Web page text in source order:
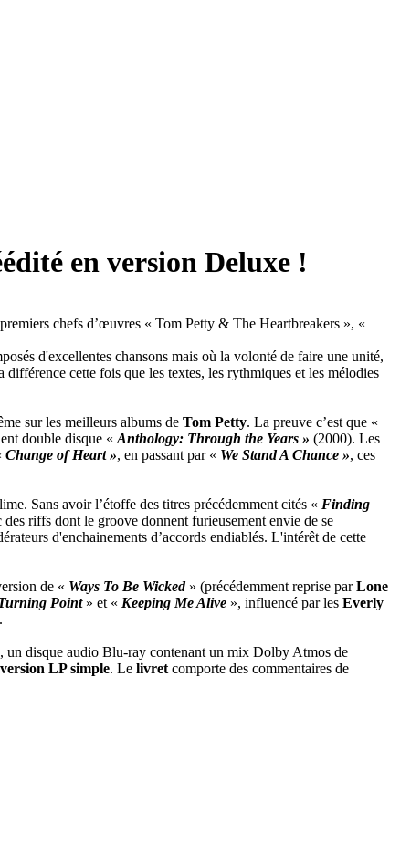
en version Deluxe !
chefs d’œuvres « Tom Petty & The Heartbreakers », «
d'excellentes chansons mais où la volonté de faire une unité,
cette fois que les textes, les rythmiques et les mélodies
sur les meilleurs albums de Tom Petty. La preuve c’est que «
double disque « Anthology: Through the Years » (2000). Les
Change of Heart », en passant par « We Stand A Chance », ces
Sans avoir l’étoffe des titres précédemment cités « Finding
riffs dont le groove donnent furieusement envie de se
d'enchainements d’accords endiablés. L'intérêt de cette
de « Ways To Be Wicked» (précédemment reprise parLone
Point» et « Keeping Me Alive », influencé par les Everly
.
un disque audio Blu-ray contenant un mix Dolby Atmos de
LP simple. Le livret comporte des commentaires de